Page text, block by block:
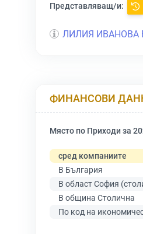
Представляващ/и:
ЛИЛИЯ ИВАНОВА
ФИНАНСОВИ
Място по Приходи за
сред компаниите
В България
В област София
В община Столична
По код на